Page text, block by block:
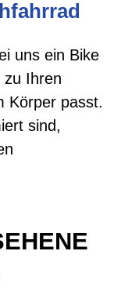
uns ein Bike
zu Ihren
Körper passt.
sind,